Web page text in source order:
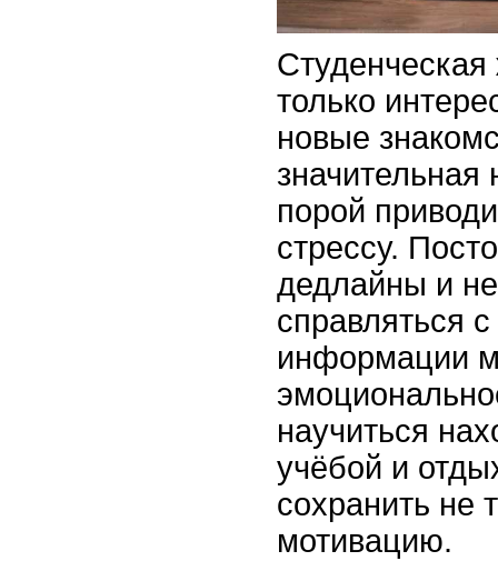
Студенческая
только
новые
значительная
порой
стрессу.
дедлайны и
справляться
информации
научиться
учёбой и
сохранить не
мотивацию.